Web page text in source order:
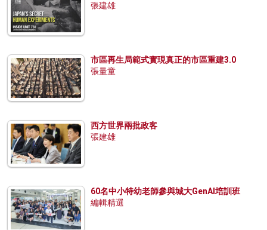
張建雄
市區再生局範式實現真正的市區重建3.0
張量童
西方世界兩批政客
張建雄
60名中小特幼老師參與城大GenAI培訓班
編輯精選